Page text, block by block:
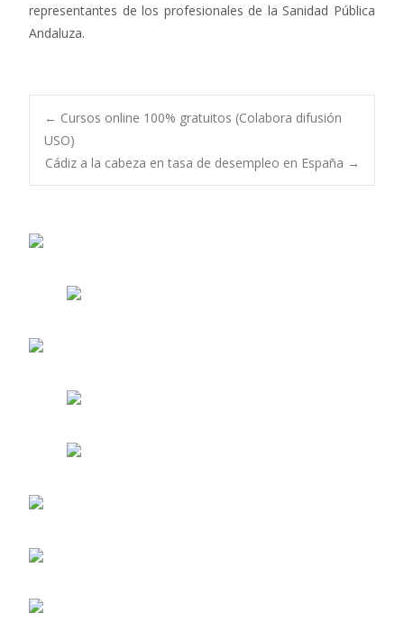
representantes de los profesionales de la Sanidad Pública
Andaluza.
Navegación
de
← Cursos online 100% gratuitos (Colabora difusión
USO)
Cádiz a la cabeza en tasa de desempleo en España →